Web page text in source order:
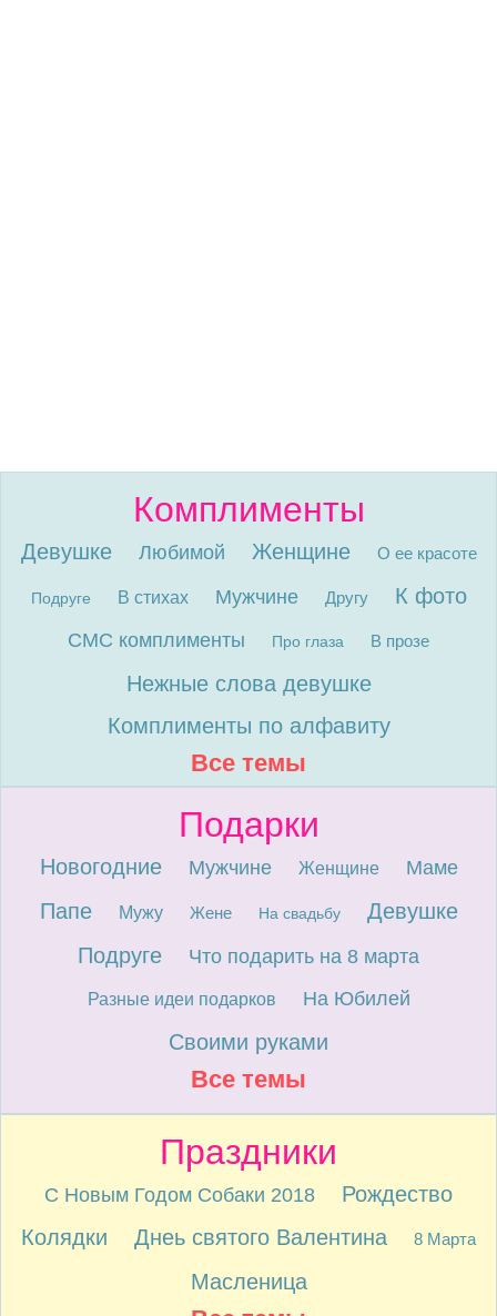
Комплименты
Девушке Любимой Женщине О ее красоте
Подруге В стихах Мужчине Другу К фото
СМС комплименты Про глаза В прозе
Нежные слова девушке
Комплименты по алфавиту
Все темы
Подарки
Новогодние Мужчине Женщине Маме
Папе Мужу Жене На свадьбу
Девушке
Подруге
Что подарить на 8 марта
Разные идеи подарков На Юбилей
Своими руками
Все темы
Праздники
С Новым Годом Собаки 2018
Рождество
Колядки
Днеь святого Валентина 8 Марта
Масленица